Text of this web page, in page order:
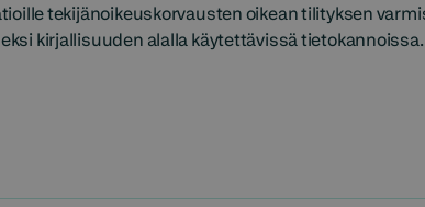
tekijänoikeuskorvausten oikean tilityksen
kirjallisuuden alalla käytettävissä tietokannoissa.